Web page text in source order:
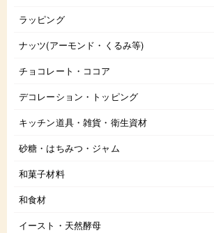
ラッピング
ナッツ(アーモンド・くるみ等)
チョコレート・ココア
デコレーション・トッピング
キッチン道具・雑貨・衛生資材
砂糖・はちみつ・ジャム
和菓子材料
和食材
イースト・天然酵母